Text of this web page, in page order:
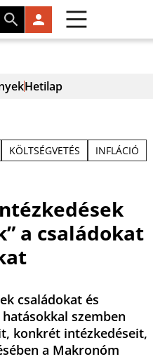
Hetilap
KÖLTSÉGVETÉS
INFLÁCIÓ
a családokat
családokat és
szemben
konkrét intézkedéseit,
a Makronóm